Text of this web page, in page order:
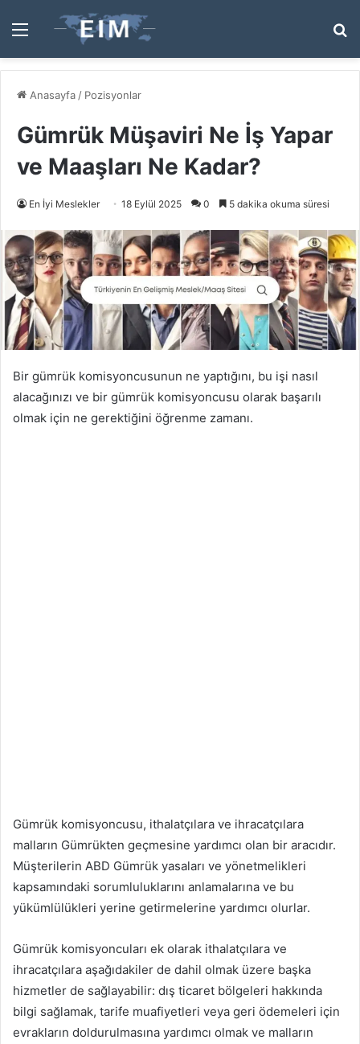
Menü
...
Anasayfa / Pozisyonlar
Gümrük Müşaviri Ne İş Yapar
ve Maaşları Ne Kadar?
En İyi Meslekler 18 Eylül 2025 0 5 dakika okuma süresi
Bir gümrük komisyoncusunun ne yaptığını, bu işi nasıl
alacağınızı ve bir gümrük komisyoncusu olarak başarılı
olmak için ne gerektiğini öğrenme zamanı.
Gümrük komisyoncusu, ithalatçılara ve ihracatçılara
malların Gümrükten geçmesine yardımcı olan bir aracıdır.
Müşterilerin ABD Gümrük yasaları ve yönetmelikleri
kapsamındaki sorumluluklarını anlamalarına ve bu
yükümlülükleri yerine getirmelerine yardımcı olurlar.
Gümrük komisyoncuları ek olarak ithalatçılara ve
ihracatçılara aşağıdakiler de dahil olmak üzere başka
hizmetler de sağlayabilir: dış ticaret bölgeleri hakkında
bilgi sağlamak, tarife muafiyetleri veya geri ödemeleri için
evrakların doldurulmasına yardımcı olmak ve malların